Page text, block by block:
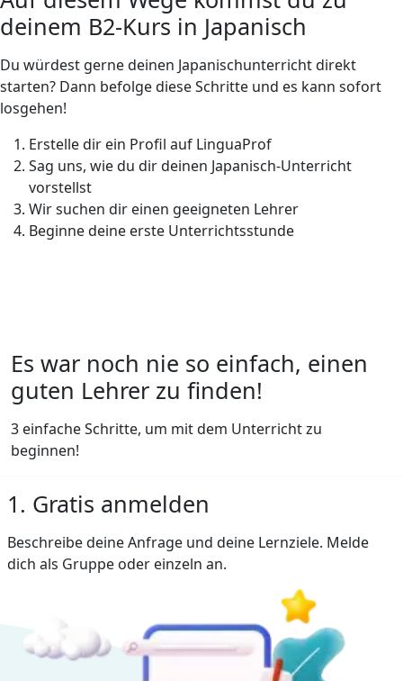
deinem B2-Kurs in Japanisch
Du würdest gerne deinen Japanischunterricht direkt
starten? Dann befolge diese Schritte und es kann sofort
losgehen!
Erstelle dir ein Profil auf LinguaProf
Sag uns, wie du dir deinen Japanisch-Unterricht
vorstellst
Wir suchen dir einen geeigneten Lehrer
Beginne deine erste Unterrichtsstunde
Es war noch nie so einfach, einen
guten Lehrer zu finden!
3 einfache Schritte, um mit dem Unterricht zu
beginnen!
1. Gratis anmelden
Beschreibe deine Anfrage und deine Lernziele. Melde
dich als Gruppe oder einzeln an.